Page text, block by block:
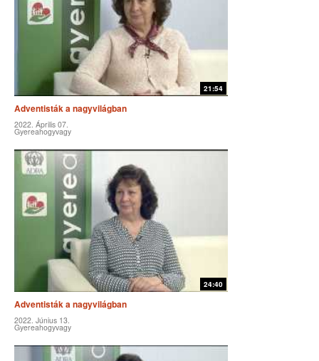
21:54
Adventisták a nagyvilágban
2022. Április 07.
Gyereahogyvagy
24:40
Adventisták a nagyvilágban
2022. Június 13.
Gyereahogyvagy